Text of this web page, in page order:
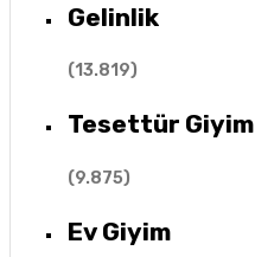
Gelinlik
(13.819)
Tesettür Giyim
(9.875)
Ev Giyim